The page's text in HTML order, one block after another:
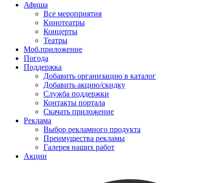
Афиша
Все мероприятия
Кинотеатры
Концерты
Театры
Моб.приложение
Погода
Поддержка
Добавить организацию в каталог
Добавить акцию/скидку
Служба поддержки
Контакты портала
Скачать приложение
Реклама
Выбор рекламного продукта
Преимущества рекламы
Галерея наших работ
Акции